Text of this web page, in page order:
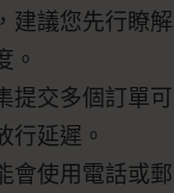
建議您先行瞭
。
提交多個訂單
行延遲。
會使用電話或